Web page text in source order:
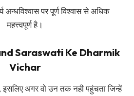
अन्धविश्वास पर पूर्ण विश्वास से अधिक
महत्त्वपूर्ण है।
Saraswati Ke Dharmik
Vichar
इसलिए अगर वो उन तक नही पहुंचता जिन्हें